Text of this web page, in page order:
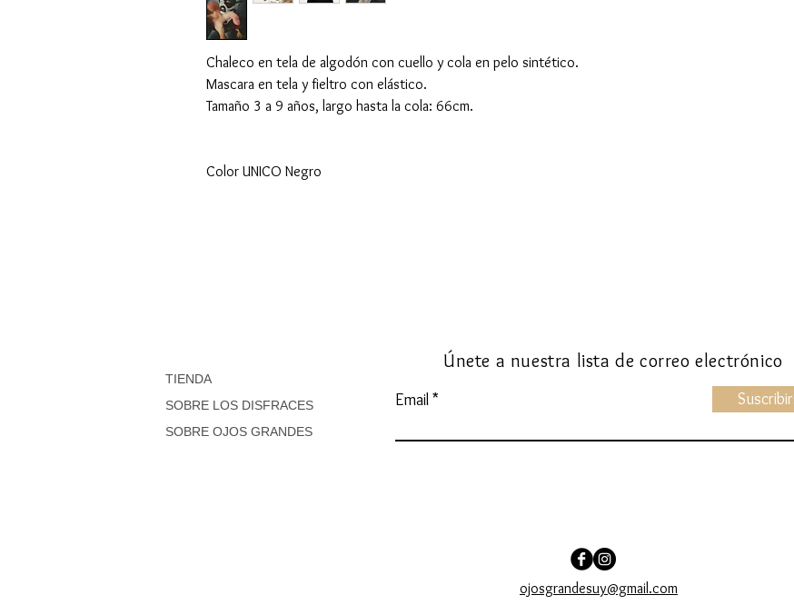
Chaleco en tela de algodón con cuello y cola en pelo sintético.
Mascara en tela y fieltro con elástico.
Tamaño 3 a 9 años, largo hasta la cola: 66cm.
Color UNICO Negro
TIENDA
SOBRE LOS DISFRACES
SOBRE OJOS GRANDES
Únete a nuestra lista de correo electrónico
Email
ojosgrandesuy@gmail.com